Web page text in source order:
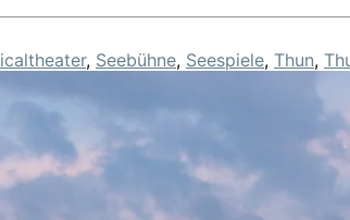
, Seebühne, Seespiele, Thun,